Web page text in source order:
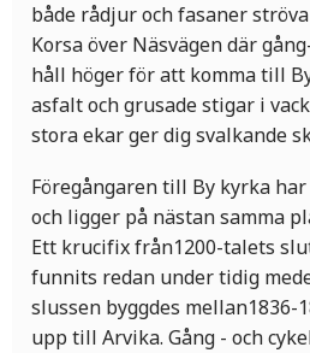
både rådjur och fasaner
Korsa över Näsvägen där
håll höger för att komma till
asfalt och grusade stigar i
stora ekar ger dig svalkande
Föregångaren till By kyrka
och ligger på nästan samma
Ett krucifix från1200-talets
funnits redan under tidig
slussen byggdes mellan1836-
upp till Arvika. Gång - och